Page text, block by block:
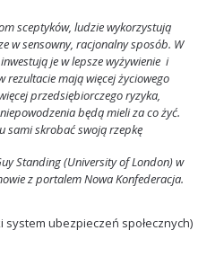
sceptyków, ludzie wykorzystują
w sensowny, racjonalny sposób. W
je w lepsze wyżywienie i
rezultacie mają więcej życiowego
przedsiębiorczego ryzyka,
będą mieli za co żyć.
sami skrobać swoją rzepkę
Standing (University of London) w
z portalem Nowa Konfederacja.
system ubezpieczeń społecznych)